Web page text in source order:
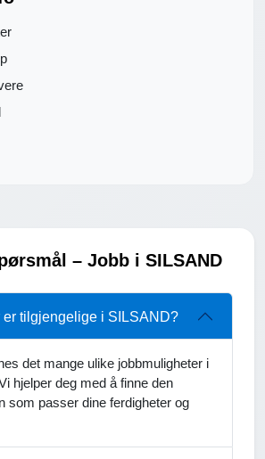
– Jobb i SILSAND
er tilgjengelige i SILSAND?
det mange ulike jobbmuligheter i
hjelper deg med å finne den
som passer dine ferdigheter og